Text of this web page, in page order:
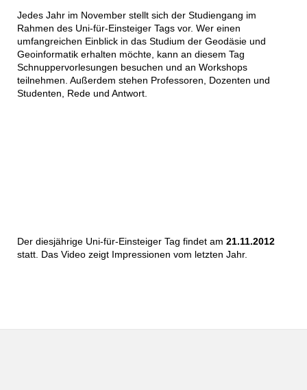
Jedes Jahr im November stellt sich der Studiengang im
Rahmen des Uni-für-Einsteiger Tags vor. Wer einen
umfangreichen Einblick in das Studium der Geodäsie und
Geoinformatik erhalten möchte, kann an diesem Tag
Schnuppervorlesungen besuchen und an Workshops
teilnehmen. Außerdem stehen Professoren, Dozenten und
Studenten, Rede und Antwort.
Der diesjährige Uni-für-Einsteiger Tag findet am 21.11.2012
statt. Das Video zeigt Impressionen vom letzten Jahr.